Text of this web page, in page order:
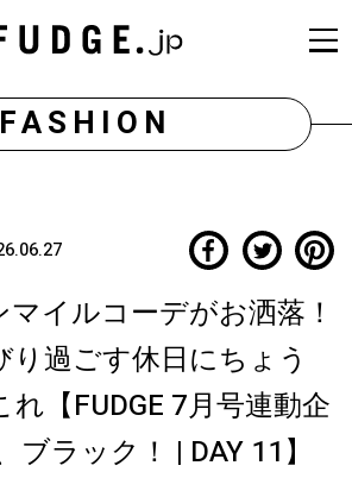
FASHION
イルコーデがお洒落！
過ごす休日にちょう
【FUDGE 7月号連動企
ブラック！ | DAY 11】